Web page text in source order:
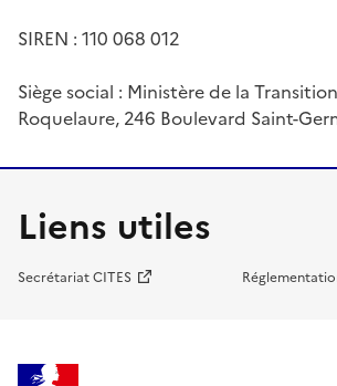
SIREN : 110 068 012
Siège social : Ministère de la
Roquelaure, 246 Boulevard Saint-
Liens utiles
Secrétariat CITES